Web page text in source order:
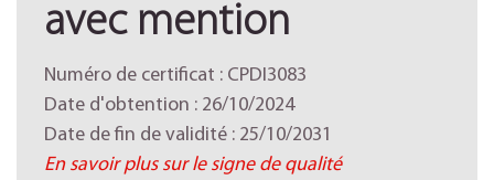
avec mention
Numéro de certificat : CPDI3083
Date d'obtention : 26/10/2024
Date de fin de validité : 25/10/2031
En savoir plus sur le signe de qualité